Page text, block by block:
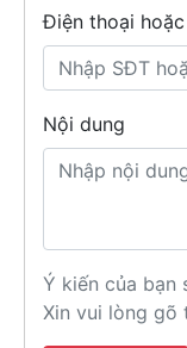
Điện thoại
Nội dung
Ý kiến của bạn
Xin vui lòng gõ